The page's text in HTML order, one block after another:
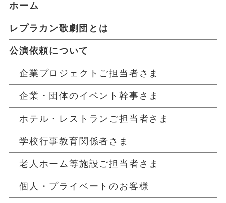
ホーム
レプラカン歌劇団とは
公演依頼について
企業プロジェクトご担当者さま
企業・団体のイベント幹事さま
ホテル・レストランご担当者さま
学校行事教育関係者さま
老人ホーム等施設ご担当者さま
個人・プライベートのお客様